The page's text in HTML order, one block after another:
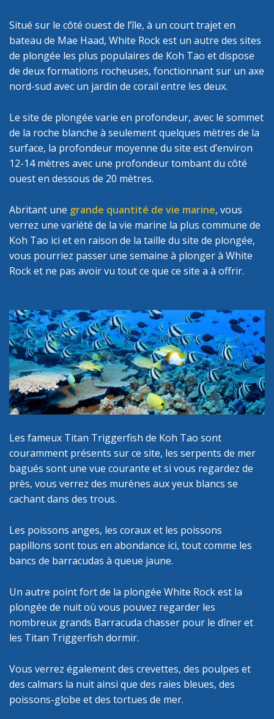
Situé sur le côté ouest de l’île, à un court trajet en
bateau de Mae Haad, White Rock est un autre des sites
de plongée les plus populaires de Koh Tao et dispose
de deux formations rocheuses, fonctionnant sur un axe
nord-sud avec un jardin de corail entre les deux.
Le site de plongée varie en profondeur, avec le sommet
de la roche blanche à seulement quelques mètres de la
surface, la profondeur moyenne du site est d’environ
12-14 mètres avec une profondeur tombant du côté
ouest en dessous de 20 mètres.
Abritant une grande quantité de vie marine, vous
verrez une variété de la vie marine la plus commune de
Koh Tao ici et en raison de la taille du site de plongée,
vous pourriez passer une semaine à plonger à White
Rock et ne pas avoir vu tout ce que ce site a à offrir.
Les fameux Titan Triggerfish de Koh Tao sont
couramment présents sur ce site, les serpents de mer
bagués sont une vue courante et si vous regardez de
près, vous verrez des murènes aux yeux blancs se
cachant dans des trous.
Les poissons anges, les coraux et les poissons
papillons sont tous en abondance ici, tout comme les
bancs de barracudas à queue jaune.
Un autre point fort de la plongée White Rock est la
plongée de nuit où vous pouvez regarder les
nombreux grands Barracuda chasser pour le dîner et
les Titan Triggerfish dormir.
Vous verrez également des crevettes, des poulpes et
des calmars la nuit ainsi que des raies bleues, des
poissons-globe et des tortues de mer.